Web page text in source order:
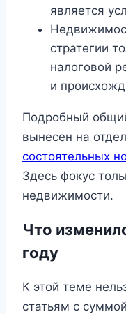
является
стратегии
налоговой
и
Подробный
вынесен на
состоятельных
Здесь фокус
недвижимости.
Что
году
К этой теме
статьям с